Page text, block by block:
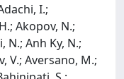
I.;
Akopov, N.;
N.; Anh Ky, N.;
V.; Aversano, M.;